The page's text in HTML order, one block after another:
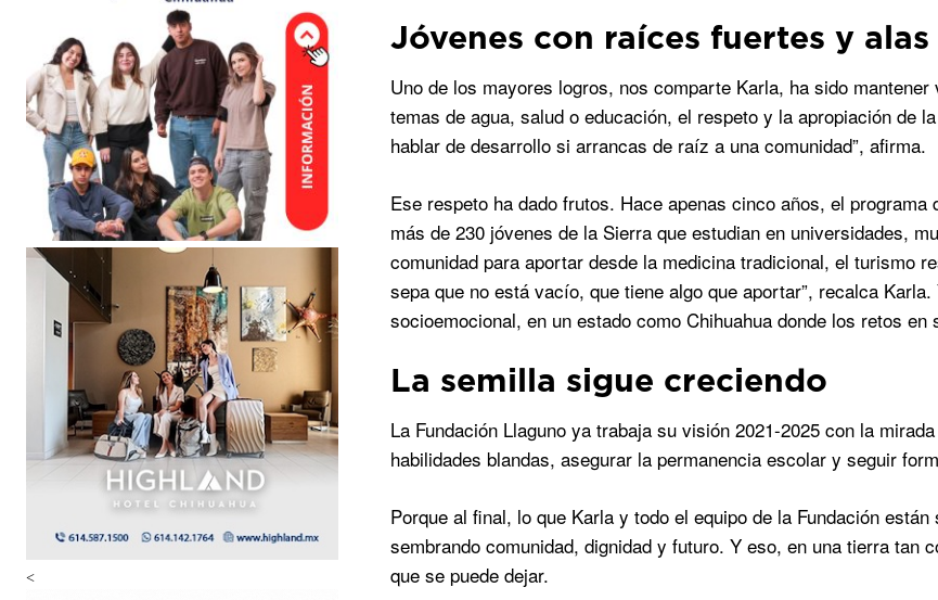
<
Jóvenes con raíces fuertes y
Uno de los mayores logros, nos comparte Karla, ha sido
temas de agua, salud o educación, el respeto y la apropiación de
hablar de desarrollo si arrancas de raíz a una comunidad”, afirma.
Ese respeto ha dado frutos. Hace apenas cinco años, el
más de 230 jóvenes de la Sierra que estudian en universidades,
comunidad para aportar desde la medicina tradicional, el turismo
sepa que no está vacío, que tiene algo que aportar”, recalca
socioemocional, en un estado como Chihuahua donde los retos en
La semilla sigue creciendo
La Fundación Llaguno ya trabaja su visión 2021-2025 con la
habilidades blandas, asegurar la permanencia escolar y seguir
Porque al final, lo que Karla y todo el equipo de la Fundación
sembrando comunidad, dignidad y futuro. Y eso, en una tierra
que se puede dejar.